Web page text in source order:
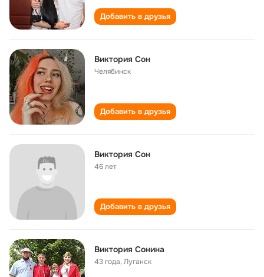
Добавить в друзья
Виктория Сон
Челябинск
Добавить в друзья
Виктория Сон
46 лет
Добавить в друзья
Виктория Сонина
43 года,Луганск